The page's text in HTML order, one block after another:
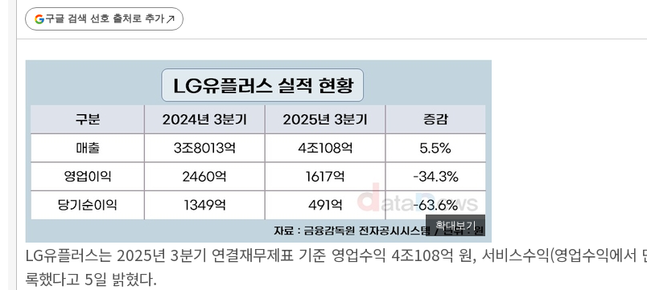
구글 검색 선호 출처로 추가
확대보기
LG유플러스는 2025년 3분기 연결재무제표 기준 영업수익 4조108억 원, 서비스수익(영업수익에
록했다고 5일 밝혔다.